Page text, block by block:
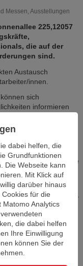
Messen, Ausstellungen
225,12057
die auf der
sind.
Austausch
innen.
sich
informieren
in Kontakt treten.
Vorträge von
lernen nicht nur
wertvolle Einblicke
Arbeitsmarkt.
Berufseinstieg und
11.02.2026
27.11.2025 in Berlin
– Karrieremesse an
dabei helfen, die
Grundfunktionen
Die Webseite kann
Mit Klick auf
darüber hinaus
für die
Matomo Analytics
die dabei helfen
Ihre Einwilligung
können Sie der